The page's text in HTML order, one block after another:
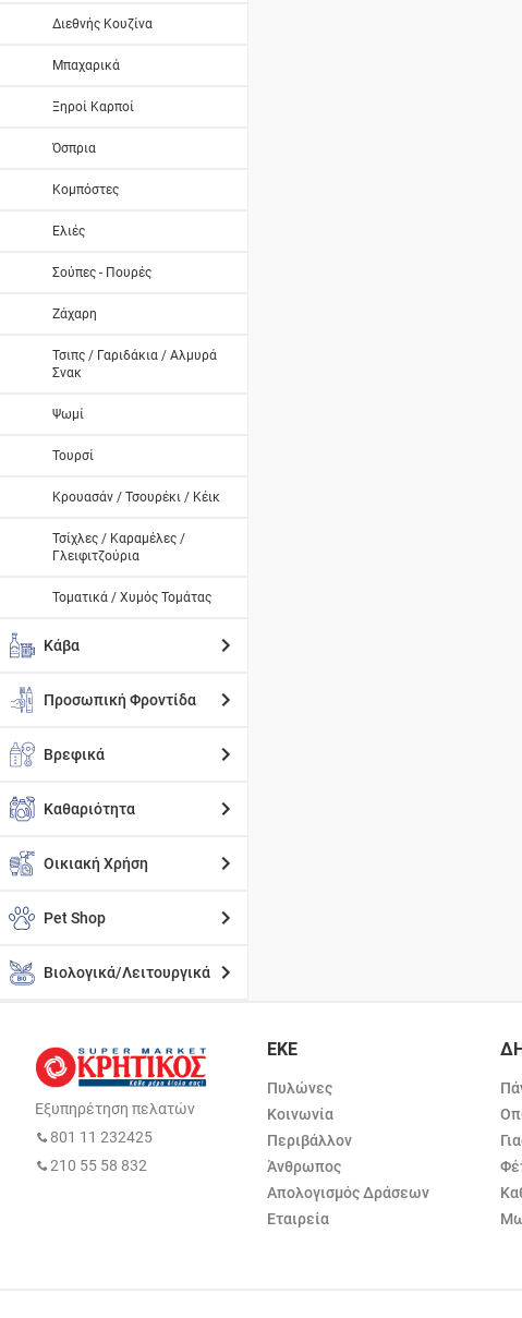
Διεθνής Κουζίνα
Μπαχαρικά
Ξηροί Καρποί
Όσπρια
Κομπόστες
Ελιές
Σούπες - Πουρές
Ζάχαρη
Τσιπς / Γαριδάκια / Αλμυρά
Σνακ
Ψωμί
Τουρσί
Κρουασάν / Τσουρέκι / Κέικ
Τσίχλες / Καραμέλες /
Γλειφιτζούρια
Τοματικά / Χυμός Τομάτας
Κάβα
Προσωπική Φροντίδα
Βρεφικά
Καθαριότητα
Οικιακή Χρήση
Pet Shop
Βιολογικά/Λειτουργικά
Εξυπηρέτηση πελατών
801 11 232425
210 55 58 832
ΕΚΕ
Πυλώνες
Κοινωνία
Περιβάλλον
Άνθρωπος
Απολογισμός Δράσεων
Εταιρεία